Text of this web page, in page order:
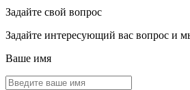
Задайте свой вопрос
Задайте интересующий вас вопрос и
Ваше имя